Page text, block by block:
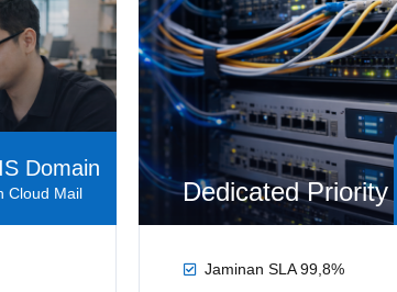
Domain
Cloud Mail Dedicated Priority
Jaminan SLA 99,8%